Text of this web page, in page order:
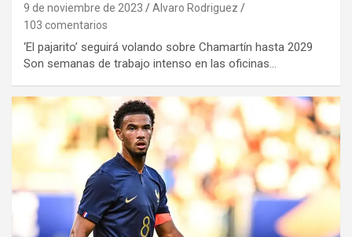
9 de noviembre de 2023
Alvaro Rodriguez
103 comentarios
‘El pajarito’ seguirá volando sobre Chamartín hasta 2029
Son semanas de trabajo intenso en las oficinas…